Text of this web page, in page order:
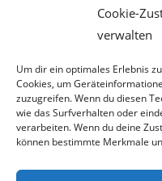
Cookie-
verwalten
Um dir ein optimales Erlebnis
Cookies, um
zuzugreifen. Wenn du diesen
wie das Surfverhalten oder
verarbeiten. Wenn du deine
können bestimmte Merkmale
info@paul-spiegel-
Datenschutzerklärung
Informationen zur
Fachbereiche: